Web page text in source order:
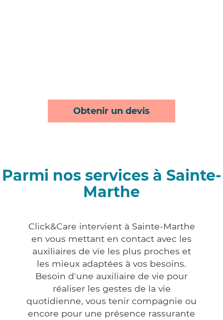
Obtenir un devis
Parmi nos services à Sainte-
Marthe
Click&Care intervient à Sainte-Marthe
en vous mettant en contact avec les
auxiliaires de vie les plus proches et
les mieux adaptées à vos besoins.
Besoin d'une auxiliaire de vie pour
réaliser les gestes de la vie
quotidienne, vous tenir compagnie ou
encore pour une présence rassurante